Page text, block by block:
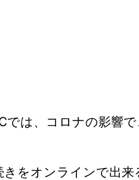
では、コロナの影響
きをオンラインで出来